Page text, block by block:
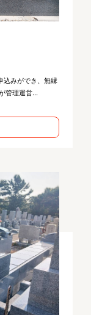
込みができ、無縁
管理運営...